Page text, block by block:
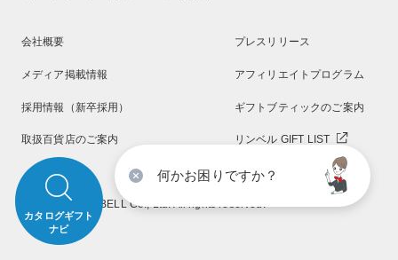
会社概要 プレスリリース
メディア掲載情報 アフィリエイトプログラム
採用情報（新卒採用） ギフトブティックのご案内
取扱百貨店のご案内 リンベル GIFT LIST
Copyright RINGBELL Co., Ltd. All rights reserved.
カタログギフト
ナビ
何かお困りですか？